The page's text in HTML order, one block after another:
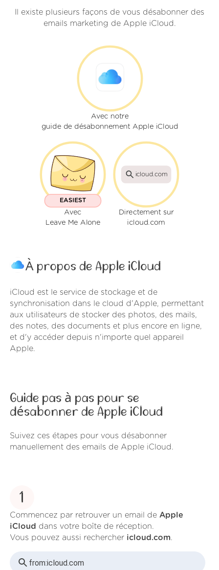
Il existe plusieurs façons de vous désabonner des
emails marketing de Apple iCloud.
Avec notre
guide de désabonnement Apple iCloud
EASIEST
Avec
Leave Me Alone
icloud.com
Directement sur
icloud.com
À propos de Apple iCloud
iCloud est le service de stockage et de
synchronisation dans le cloud d'Apple, permettant
aux utilisateurs de stocker des photos, des mails,
des notes, des documents et plus encore en ligne,
et d'y accéder depuis n'importe quel appareil
Apple.
Guide pas à pas pour se
désabonner de Apple iCloud
Suivez ces étapes pour vous désabonner
manuellement des emails de Apple iCloud.
1
Commencez par retrouver un email de Apple
iCloud dans votre boîte de réception.
Vous pouvez aussi rechercher icloud.com.
from:icloud.com